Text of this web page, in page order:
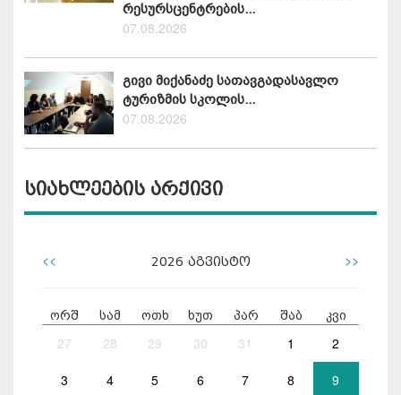
რესურსცენტრების...
07.08.2026
გივი მიქანაძე სათავგადასავლო
ტურიზმის სკოლის...
07.08.2026
სიახლეების არქივი
<< 2026 აგვისტო >>
ორშ სამ ოთხ ხუთ პარ შაბ კვი
27 28 29 30 31 1 2
3 4 5 6 7 8 9